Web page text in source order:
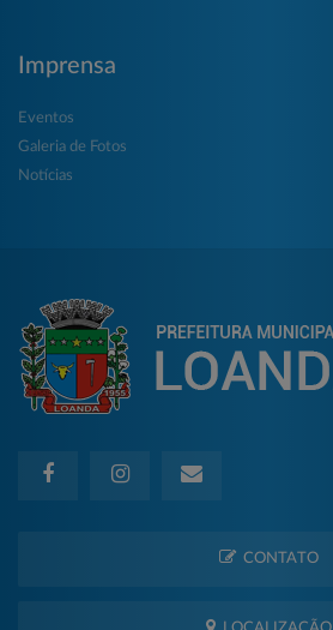
Imprensa
Eventos
Galeria de Fotos
Notícias
CONTATO